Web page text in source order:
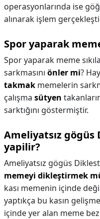
operasyonlarında ise
alınarak işlem
Spor yaparak meme
Spor yaparak meme
sarkmasını önler mi?
takmak memelerin
çalışma sütyen
sarktığını göstermiştir.
Ameliyatsız
yapilir?
Ameliyatsız gögüs
memeyi dikleştirmek
kası memenin içinde
yaptıkça bu kasın
içinde yer alan meme